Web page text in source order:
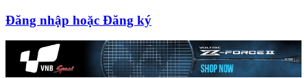
Đăng nhập hoặc Đăng ký